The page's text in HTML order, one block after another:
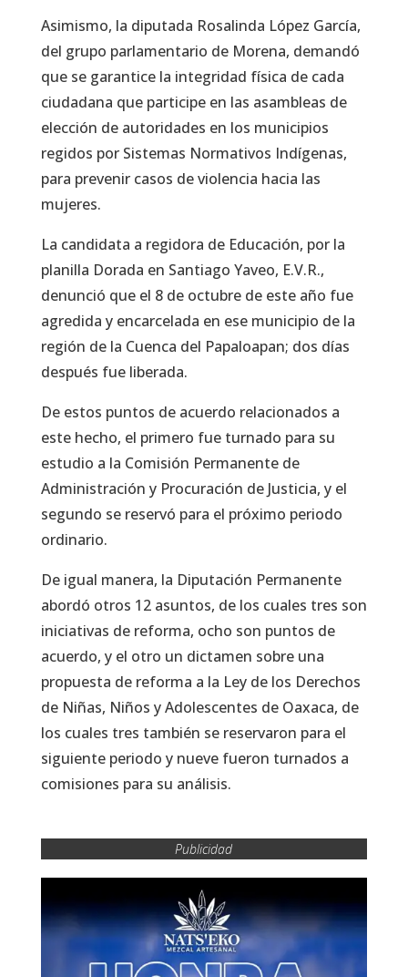
Asimismo, la diputada Rosalinda López García,
del grupo parlamentario de Morena, demandó
que se garantice la integridad física de cada
ciudadana que participe en las asambleas de
elección de autoridades en los municipios
regidos por Sistemas Normativos Indígenas,
para prevenir casos de violencia hacia las
mujeres.
La candidata a regidora de Educación, por la
planilla Dorada en Santiago Yaveo, E.V.R.,
denunció que el 8 de octubre de este año fue
agredida y encarcelada en ese municipio de la
región de la Cuenca del Papaloapan; dos días
después fue liberada.
De estos puntos de acuerdo relacionados a
este hecho, el primero fue turnado para su
estudio a la Comisión Permanente de
Administración y Procuración de Justicia, y el
segundo se reservó para el próximo periodo
ordinario.
De igual manera, la Diputación Permanente
abordó otros 12 asuntos, de los cuales tres son
iniciativas de reforma, ocho son puntos de
acuerdo, y el otro un dictamen sobre una
propuesta de reforma a la Ley de los Derechos
de Niñas, Niños y Adolescentes de Oaxaca, de
los cuales tres también se reservaron para el
siguiente periodo y nueve fueron turnados a
comisiones para su análisis.
Publicidad